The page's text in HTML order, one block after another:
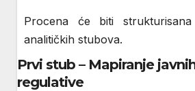
Procena će biti
analitičkih stubova.
Prvi stub – Mapiranje
regulative